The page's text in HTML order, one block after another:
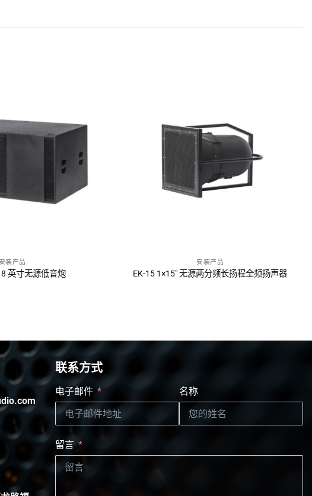
问报价
装产品
英寸无源低音炮
询问报价
安装产品
EK-15 1×15″ 无源两分频长扬程全频扬声器
联系方式
电子邮件 名称
留言